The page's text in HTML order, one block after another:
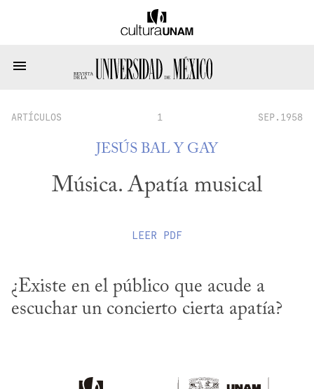
ARTÍCULOS 1 SEP.1958
JESÚS BAL Y GAY
Música. Apatía musical
LEER PDF
¿Existe en el público que acude a
escuchar un concierto cierta apatía?